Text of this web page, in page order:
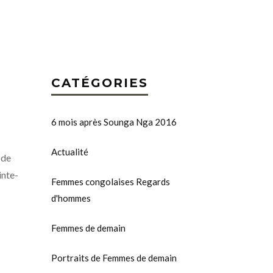
CATÉGORIES
6 mois après Sounga Nga 2016
Actualité
Femmes congolaises Regards
d'hommes
Femmes de demain
Portraits de Femmes de demain